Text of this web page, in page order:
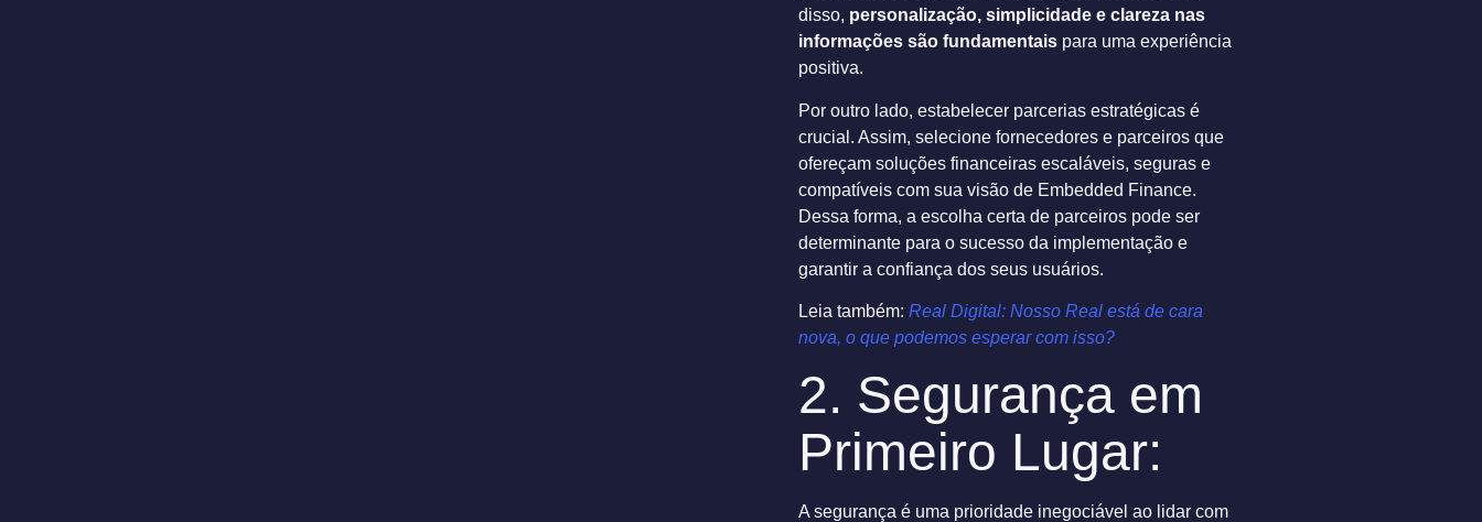
disso, personalização, simplicidade e clareza nas
informações são fundamentais para uma experiência
positiva.
Por outro lado, estabelecer parcerias estratégicas é
crucial. Assim, selecione fornecedores e parceiros que
ofereçam soluções financeiras escaláveis, seguras e
compatíveis com sua visão de Embedded Finance.
Dessa forma, a escolha certa de parceiros pode ser
determinante para o sucesso da implementação e
garantir a confiança dos seus usuários.
Leia também:Real Digital: Nosso Real está de cara
nova, o que podemos esperar com isso?
2. Segurança em
Primeiro Lugar:
A segurança é uma prioridade inegociável ao lidar com